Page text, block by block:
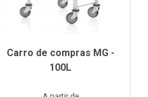
Carro de compras MG -
100L